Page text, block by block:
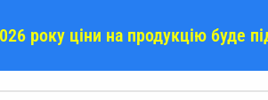
року ціни на продукцію буде